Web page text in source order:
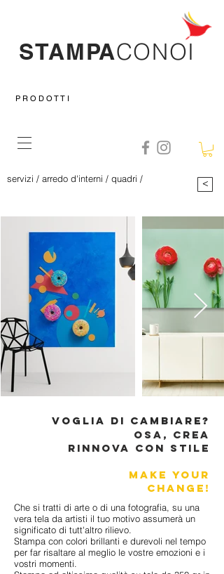
STAMPACONOI
P R O D O T T I
servizi / arredo d'interni / quadri / >
voglia di cambiare?
OSA, CREA
RINNOVA CON STILE
make your
change!
Che si tratti di arte o di una fotografia, su una
vera tela da artisti il tuo motivo assumerà un
significato di tutt'altro rilievo.
Stampa con colori brillanti e durevoli nel tempo
per far risaltare al meglio le vostre emozioni e i
vostri momenti.